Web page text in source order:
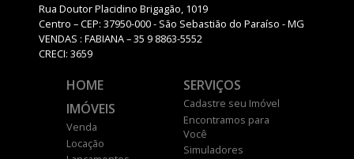
Rua Doutor Placidino Brigagão, 1019
Centro – CEP: 37950-000 - São Sebastião do Paraíso - MG
VENDAS : FABIANA – 35 9 8863-5552
CRECI: 3659
HOME
IMÓVEIS
Venda
Locação
SERVIÇOS
Cadastre seu Imóvel
Encontramos para
Você
Simuladores